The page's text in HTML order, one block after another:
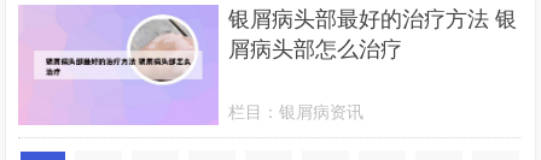
银屑病头部最好的治疗方法 银
屑病头部怎么治疗
栏目：银屑病资讯